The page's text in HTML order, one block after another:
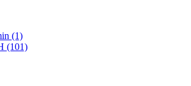
(1)
(101)